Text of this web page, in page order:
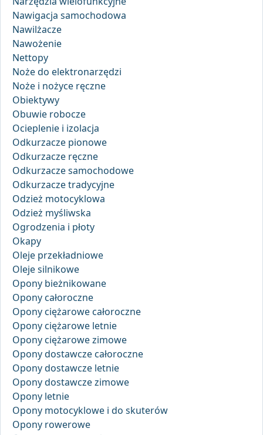
Nawigacja samochodowa
Nawilżacze
Nawożenie
Nettopy
Noże do elektronarzędzi
Noże i nożyce ręczne
Obiektywy
Obuwie robocze
Ocieplenie i izolacja
Odkurzacze pionowe
Odkurzacze ręczne
Odkurzacze samochodowe
Odkurzacze tradycyjne
Odzież motocyklowa
Odzież myśliwska
Ogrodzenia i płoty
Okapy
Oleje przekładniowe
Oleje silnikowe
Opony bieżnikowane
Opony całoroczne
Opony ciężarowe całoroczne
Opony ciężarowe letnie
Opony ciężarowe zimowe
Opony dostawcze całoroczne
Opony dostawcze letnie
Opony dostawcze zimowe
Opony letnie
Opony motocyklowe i do skuterów
Opony rowerowe